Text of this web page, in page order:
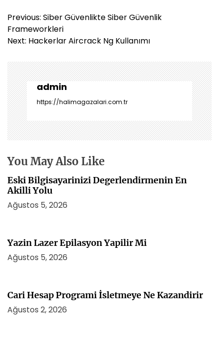
Y
a
z
g
e
z
i
n
m
e
i
Previous: Siber Güvenlikte Siber Güvenlik
Frameworkleri
Next: Hackerlar Aircrack Ng Kullanımı
admin
https://halimagazalari.com.tr
You May Also Like
Eski Bilgisayarinizi Degerlendirmenin En
Akilli Yolu
Ağustos 5, 2026
Yazin Lazer Epilasyon Yapilir Mi
Ağustos 5, 2026
Cari Hesap Programi İsletmeye Ne Kazandirir
Ağustos 2, 2026